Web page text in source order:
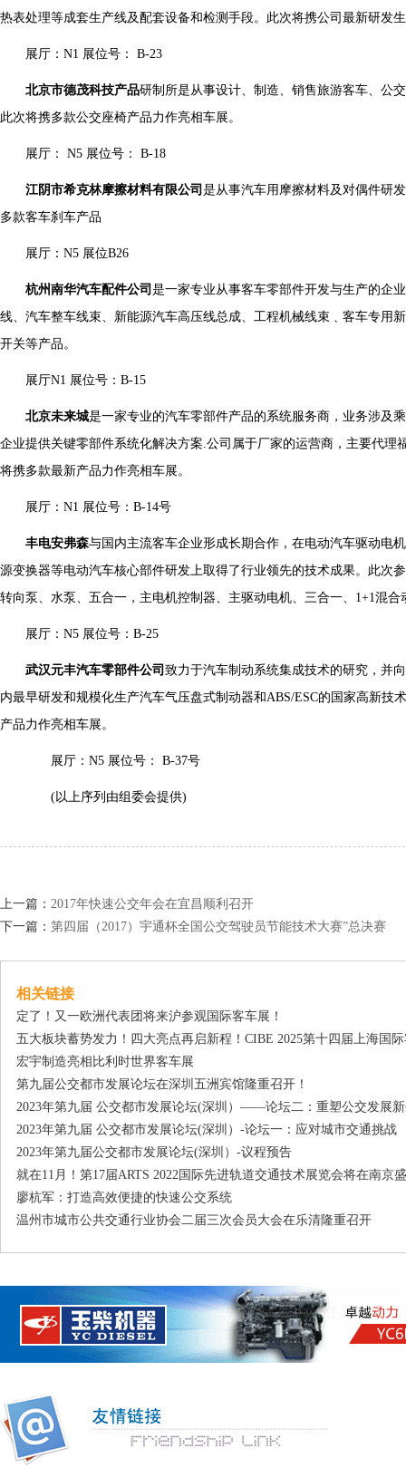
热表处理等成套生产线及配套设备和检测手段。此次将携公司最新研发
展厅：N1 展位号： B-23
北京市德茂科技产品研制所是从事设计、制造、销售旅游客车、公
此次将携多款公交座椅产品力作亮相车展。
展厅： N5 展位号： B-18
江阴市希克林摩擦材料有限公司 是从事汽车用摩擦材料及对偶件研
多款客车刹车产品
展厅：N5 展位B26
杭州南华汽车配件公司 是一家专业从事客车零部件开发与生产的企
线、汽车整车线束、新能源汽车高压线总成、工程机械线束﹑客车专用
开关等产品。
展厅N1 展位号：B-15
北京未来城是一家专业的汽车零部件产品的系统服务商，业务涉及
企业提供关键零部件系统化解决方案.公司属于厂家的运营商，主要代理
将携多款最新产品力作亮相车展。
展厅：N1 展位号：B-14号
丰电安弗森与国内主流客车企业形成长期合作，在电动汽车驱动电
源变换器等电动汽车核心部件研发上取得了行业领先的技术成果。此次
转向泵、水泵、五合一，主电机控制器、主驱动电机、三合一、1+1混
展厅：N5 展位号：B-25
武汉元丰汽车零部件公司 致力于汽车制动系统集成技术的研究，并
内最早研发和规模化生产汽车气压盘式制动器和ABS/ESC的国家高新技
产品力作亮相车展。
展厅：N5 展位号： B-37号
(以上序列由组委会提供)
上一篇： 2017年快速公交年会在宜昌顺利召开
下一篇： 第四届（2017）宇通杯全国公交驾驶员节能技术大赛”总决赛
相关链接
定了！又一欧洲代表团将来沪参观国际客车展！
五大板块蓄势发力！四大亮点再启新程！CIBE 2025第十四届上海国
宏宇制造亮相比利时世界客车展
第九届公交都市发展论坛在深圳五洲宾馆隆重召开！
2023年第九届 公交都市发展论坛(深圳）——论坛二：重塑公交发展
2023年第九届 公交都市发展论坛(深圳）-论坛一：应对城市交通挑战
2023年第九届公交都市发展论坛(深圳）-议程预告
就在11月！第17届ARTS 2022国际先进轨道交通技术展览会将在南京
廖杭军：打造高效便捷的快速公交系统
温州市城市公共交通行业协会二届三次会员大会在乐清隆重召开